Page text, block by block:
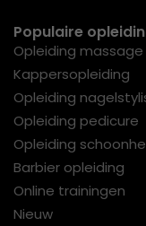
Populaire
Opleiding massage
Kappersopleiding
Opleiding
Opleiding pedicure
Opleiding
Barbier opleiding
Online trainingen
Nieuw